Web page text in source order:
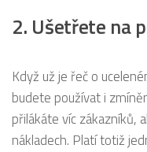
2. Ušetřete na
Když už je řeč o
budete používat i
přilákáte víc zákazníků,
nákladech. Platí totiž